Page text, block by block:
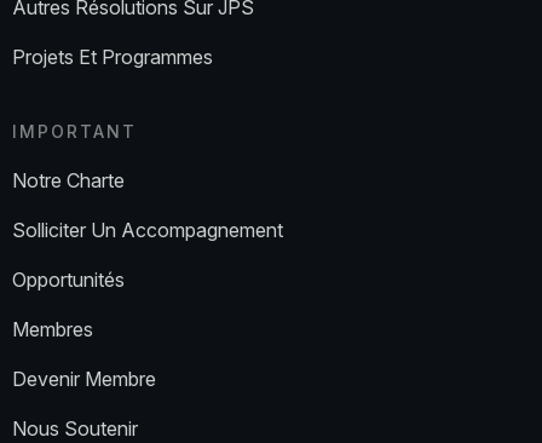
Autres Résolutions Sur JPS
Projets Et Programmes
IMPORTANT
Notre Charte
Solliciter Un Accompagnement
Opportunités
Membres
Devenir Membre
Nous Soutenir